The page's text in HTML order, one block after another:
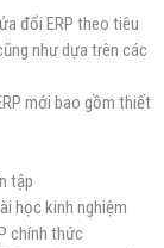
đổi ERP theo tiêu
như dựa trên các
mới bao gồm thiết
tập
học kinh nghiệm
chính thức